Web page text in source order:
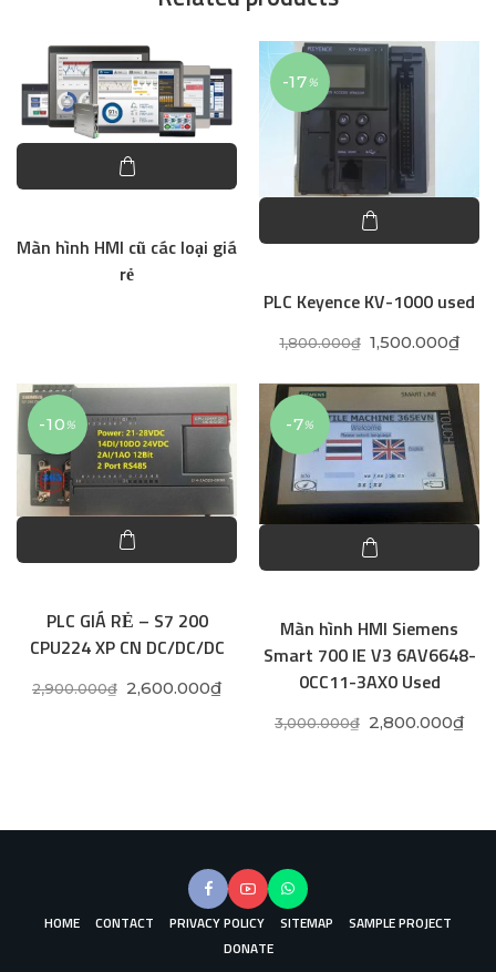
Màn hình HMI cũ các loại giá
rẻ
-17%
PLC Keyence KV-1000 used
1,800.000₫ Original price
1,500.000₫
-10%
PLC GIÁ RẺ – S7 200
CPU224 XP CN DC/DC/DC
2,900.000₫ Original price was: 2,900.000₫.
2,600.000₫Current price is: 2,600.000₫.
-7%
Màn hình HMI Siemens
Smart 700 IE V3 6AV6648-
0CC11-3AX0 Used
3,000.000₫ Original price
2,800.000₫
HOME CONTACT PRIVACY POLICY SITEMAP
SAMPLE PROJECT
DONATE